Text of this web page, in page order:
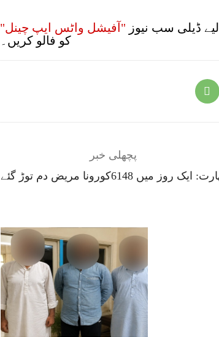
ڈیلی سب نیوز "آفیشل واٹس ایپ چینل"
کو فالو کریں۔
پچھلی خبر
ایک روز میں 6148کورونا مریض دم توڑ گئے